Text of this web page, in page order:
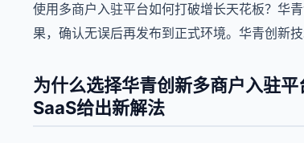
使用多商户入驻平台如何打破增长天花板？华
果，确认无误后再发布到正式环境。华青创新
为什么选择华青创新多商户入驻
SaaS给出新解法